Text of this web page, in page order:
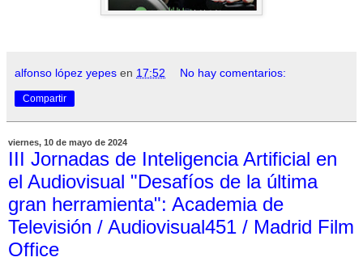
alfonso lópez yepes en 17:52 No hay comentarios:
Compartir
viernes, 10 de mayo de 2024
III Jornadas de Inteligencia Artificial en
el Audiovisual "Desafíos de la última
gran herramienta": Academia de
Televisión / Audiovisual451 / Madrid Film
Office